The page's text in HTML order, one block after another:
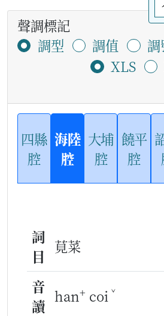
聲調標記
調型
調值
XLS
四縣
腔
海陸
腔
大埔
腔
饒平
腔
詞
目
莧菜
音
讀
han+ coi ˇ